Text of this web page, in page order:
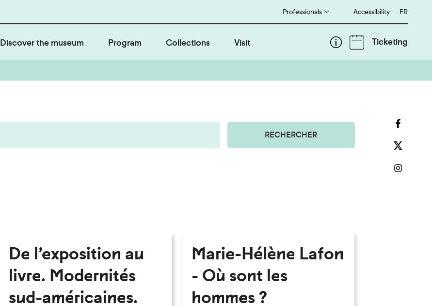
Professionals Accessibility Français
FR
Discover the museum Program Collections Visit Ticketing
RECHERCHER
De l’exposition au
livre. Modernités
sud-américaines.
Marie-Hélène Lafon
- Où sont les
hommes ?